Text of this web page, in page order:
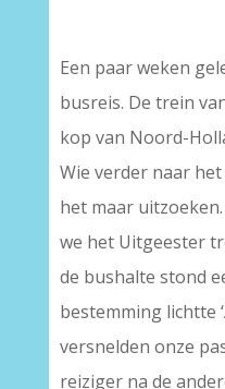
Een paar weken
busreis. De trein
kop van Noord-
Wie verder naar
het maar
we het Uitgeester
de bushalte stond
bestemming lichtte
versnelden onze
reiziger na de